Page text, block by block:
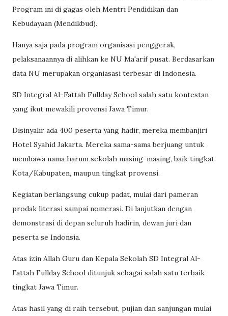
Program ini di gagas oleh Mentri Pendidikan dan
Kebudayaan (Mendikbud).
Hanya saja pada program organisasi penggerak,
pelaksanaannya di alihkan ke NU Ma'arif pusat. Berdasarkan
data NU merupakan organiasasi terbesar di Indonesia.
SD Integral Al-Fattah Fullday School salah satu kontestan
yang ikut mewakili provensi Jawa Timur.
Disinyalir ada 400 peserta yang hadir, mereka membanjiri
Hotel Syahid Jakarta. Mereka sama-sama berjuang untuk
membawa nama harum sekolah masing-masing, baik tingkat
Kota/Kabupaten, maupun tingkat provensi.
Kegiatan berlangsung cukup padat, mulai dari pameran
prodak literasi sampai nomerasi. Di lanjutkan dengan
demonstrasi di depan seluruh hadirin, dewan juri dan
peserta se Indonsia.
Atas izin Allah Guru dan Kepala Sekolah SD Integral Al-
Fattah Fullday School ditunjuk sebagai salah satu terbaik
tingkat Jawa Timur.
Atas hasil yang di raih tersebut, pujian dan sanjungan mulai